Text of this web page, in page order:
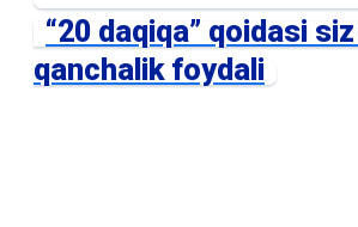
“20 daqiqa” qoidasi
qanchalik foydali